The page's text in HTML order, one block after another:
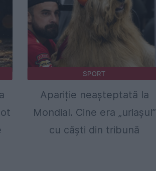
SPORT
Apariție neașteptată la
Mondial. Cine era „uriașul”
cu căști din tribună